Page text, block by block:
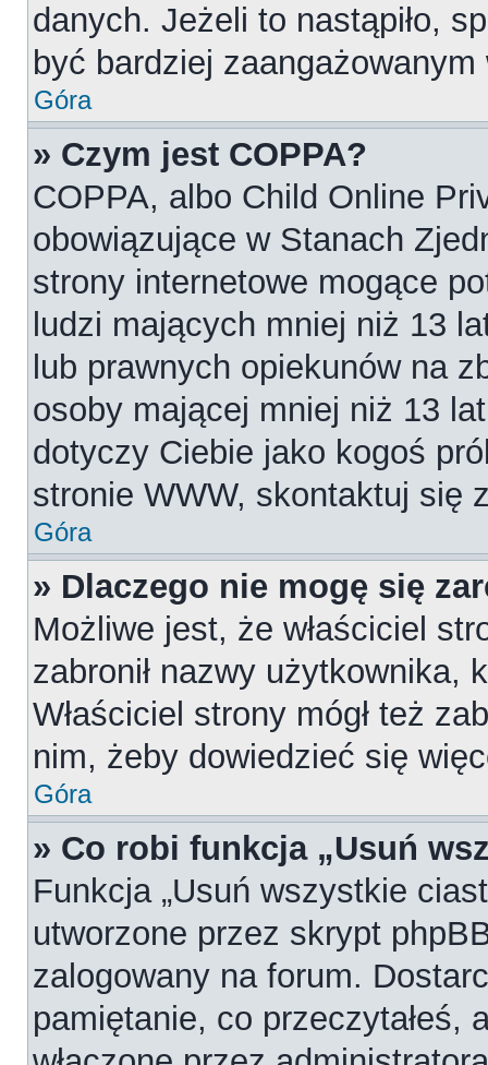
danych. Jeżeli to nastąpiło,
być bardziej
Góra
» Czym jest COPPA?
COPPA, albo Child Online
obowiązujące w Stanach
strony internetowe mogące
ludzi mających mniej niż 13
lub prawnych opiekunów na
osoby mającej mniej niż 13
dotyczy Ciebie jako kogoś
stronie WWW, skontaktuj się
Góra
» Dlaczego nie mogę się
Możliwe jest, że właściciel
zabronił nazwy użytkownika,
Właściciel strony mógł też
nim, żeby dowiedzieć się
Góra
» Co robi funkcja „Usuń
Funkcja „Usuń wszystkie
utworzone przez skrypt
zalogowany na forum.
pamiętanie, co przeczytałeś,